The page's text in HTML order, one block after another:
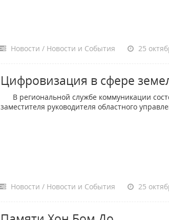
Новости / Новости и События 25
Цифровизация в сфере
В региональной службе коммуникации
заместителя руководителя областного
Новости / Новости и События 25